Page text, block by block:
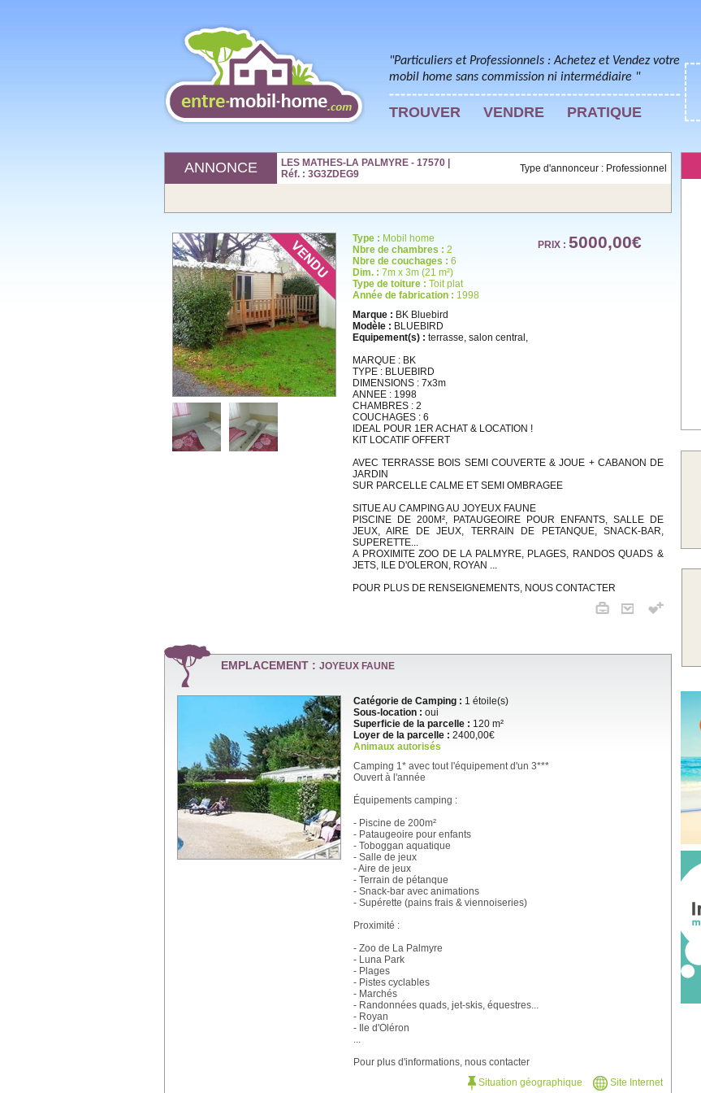
"Particuliers et Professionnels : Achetez et Vendez votre
mobil home sans commission ni intermédiaire "
TROUVER VENDRE PRATIQUE
ANNONCE
LES MATHES-LA PALMYRE - 17570 |
Réf. : 3G3ZDEG9
Type d'annonceur : Professionnel
Type : Mobil home
Nbre de chambres : 2
Nbre de couchages : 6
Dim. : 7m x 3m (21 m²)
Type de toiture : Toit plat
Année de fabrication : 1998
PRIX : 5000,00€
Marque : BK Bluebird
Modèle : BLUEBIRD
Equipement(s) : terrasse, salon central,
MARQUE : BK
TYPE : BLUEBIRD
DIMENSIONS : 7x3m
ANNEE : 1998
CHAMBRES : 2
COUCHAGES : 6
IDEAL POUR 1ER ACHAT & LOCATION !
KIT LOCATIF OFFERT
AVEC TERRASSE BOIS SEMI COUVERTE & JOUE + CABANON DE
JARDIN
SUR PARCELLE CALME ET SEMI OMBRAGEE
SITUE AU CAMPING AU JOYEUX FAUNE
PISCINE DE 200M², PATAUGEOIRE POUR ENFANTS, SALLE DE
JEUX, AIRE DE JEUX, TERRAIN DE PETANQUE, SNACK-BAR,
SUPERETTE...
A PROXIMITE ZOO DE LA PALMYRE, PLAGES, RANDOS QUADS &
JETS, ILE D'OLERON, ROYAN ...
POUR PLUS DE RENSEIGNEMENTS, NOUS CONTACTER
EMPLACEMENT : JOYEUX FAUNE
Catégorie de Camping : 1 étoile(s)
Sous-location : oui
Superficie de la parcelle : 120 m²
Loyer de la parcelle : 2400,00€
Animaux autorisés
Camping 1* avec tout l'équipement d'un 3***
Ouvert à l'année
Équipements camping :
- Piscine de 200m²
- Pataugeoire pour enfants
- Toboggan aquatique
- Salle de jeux
- Aire de jeux
- Terrain de pétanque
- Snack-bar avec animations
- Supérette (pains frais & viennoiseries)
Proximité :
- Zoo de La Palmyre
- Luna Park
- Plages
- Pistes cyclables
- Marchés
- Randonnées quads, jet-skis, équestres...
- Royan
- Ile d'Oléron
...
Pour plus d'informations, nous contacter
Situation géographique
Site Internet